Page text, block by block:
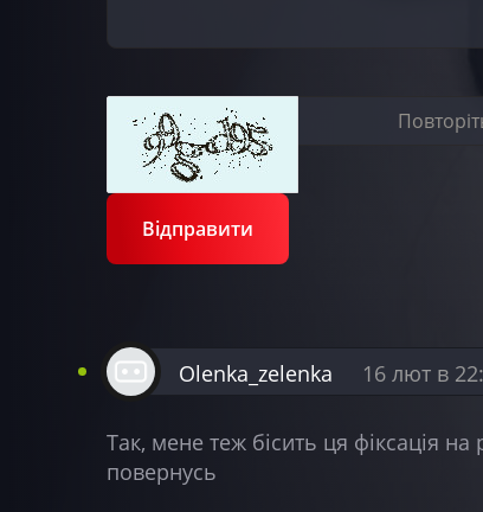
Відправити
Olenka_zelenka 16 лют в
Так, мене теж бісить ця фіксація
повернусь